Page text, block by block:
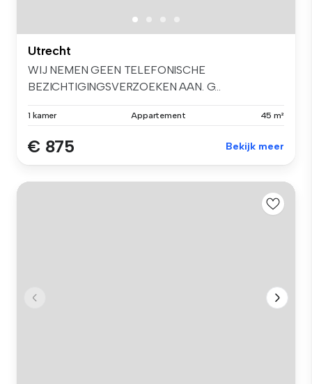
Utrecht
WIJ NEMEN GEEN TELEFONISCHE
BEZICHTIGINGSVERZOEKEN AAN. G...
1 kamer Appartement 45 m²
€ 875 Bekijk meer